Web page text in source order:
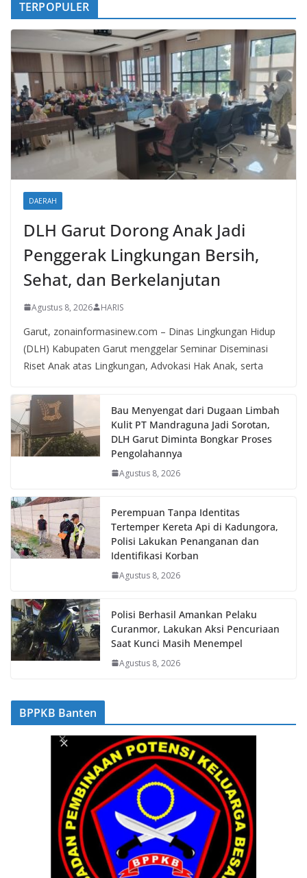
TERPOPULER
DAERAH
DLH Garut Dorong Anak Jadi
Penggerak Lingkungan Bersih,
Sehat, dan Berkelanjutan
Agustus 8, 2026 HARIS
Garut, zonainformasinew.com – Dinas Lingkungan Hidup
(DLH) Kabupaten Garut menggelar Seminar Diseminasi
Riset Anak atas Lingkungan, Advokasi Hak Anak, serta
Bau Menyengat dari Dugaan Limbah
Kulit PT Mandraguna Jadi Sorotan,
DLH Garut Diminta Bongkar Proses
Pengolahannya
Agustus 8, 2026
Perempuan Tanpa Identitas
Tertemper Kereta Api di Kadungora,
Polisi Lakukan Penanganan dan
Identifikasi Korban
Agustus 8, 2026
Polisi Berhasil Amankan Pelaku
Curanmor, Lakukan Aksi Pencuriaan
Saat Kunci Masih Menempel
Agustus 8, 2026
BPPKB Banten